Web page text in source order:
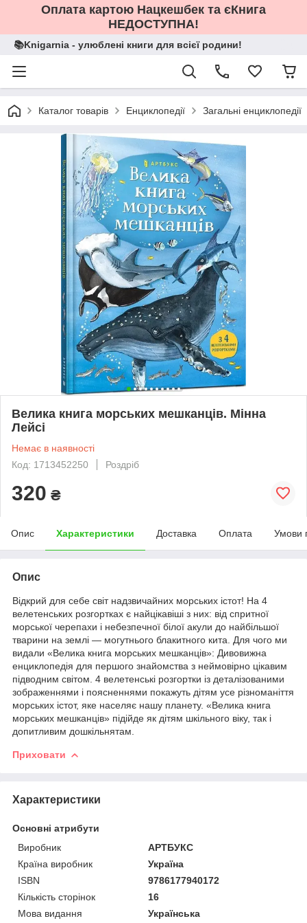
Оплата картою Нацкешбек та єКнига
НЕДОСТУПНА!
📚Knigarnia - улюблені книги для всієї родини!
Каталог товарів Енциклопедії Загальні енциклопедії
Велика книга морських мешканців. Мінна
Лейсі
Немає в наявності
Код: 1713452250
Роздріб
320 ₴
Опис Характеристики Доставка Оплата Умови
Опис
Відкрий для себе світ надзвичайних морських істот! На 4
велетенських розгортках є найцікавіші з них: від спритної
морської черепахи і небезпечної білої акули до найбільшої
тварини на землі — могутнього блакитного кита. Для чого ми
видали «Велика книга морських мешканців»: Дивовижна
енциклопедія для першого знайомства з неймовірно цікавим
підводним світом. 4 велетенські розгортки із деталізованими
зображеннями і поясненнями покажуть дітям усе різноманіття
морських істот, яке населяє нашу планету. «Велика книга
морських мешканців» підійде як дітям шкільного віку, так і
допитливим дошкільнятам.
Приховати
Характеристики
Основні атрибути
Виробник
АРТБУКС
Країна виробник
Україна
ISBN
9786177940172
Кількість сторінок
16
Мова видання
Українська